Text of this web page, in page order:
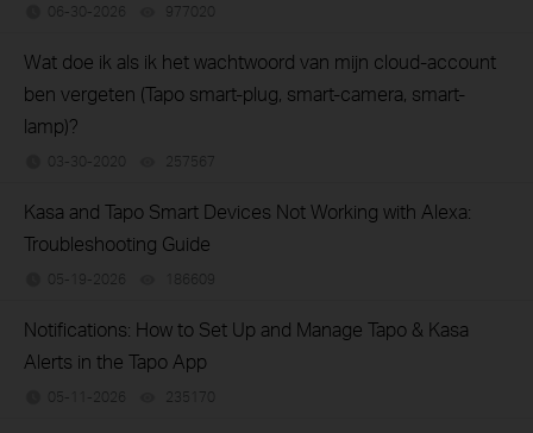
06-30-2026 977020
Wat doe ik als ik het wachtwoord van mijn cloud-account
ben vergeten (Tapo smart-plug, smart-camera, smart-
lamp)?
03-30-2020 257567
Kasa and Tapo Smart Devices Not Working with Alexa:
Troubleshooting Guide
05-19-2026 186609
Notifications: How to Set Up and Manage Tapo & Kasa
Alerts in the Tapo App
05-11-2026 235170